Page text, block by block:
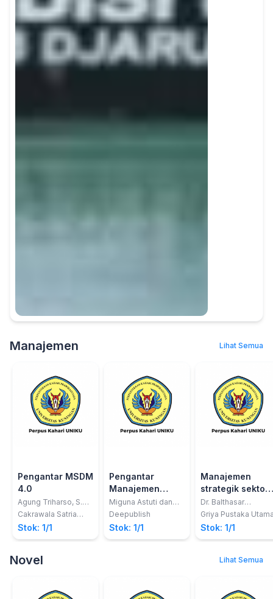
Manajemen Lihat Semua
Pengantar MSDM
4.0
Agung Triharso, S.H.,
M.M.
Cakrawala Satria
Mandiri
Stok: 1/1
Pengantar
Manajemen
Pemasaran
Miguna Astuti dan
Agni Rizkita Amanda
Deepublish
Stok: 1/1
Manajemen
strategik sektor
publik
Dr. Balthasar
Watunglawar, S.Pd.,
MAP
Griya Pustaka
Stok: 1/1
Novel Lihat Semua